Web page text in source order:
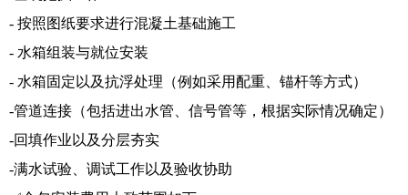
- 按照图纸要求进行混凝土基础施工
- 水箱组装与就位安装
- 水箱固定以及抗浮处理（例如采用配重、锚杆等方式）
-管道连接（包括进出水管、信号管等，根据实际情况确定）
-回填作业以及分层夯实
-满水试验、调试工作以及验收协助